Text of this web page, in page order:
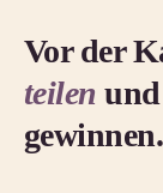
Vor der
teilen
gewinnen.